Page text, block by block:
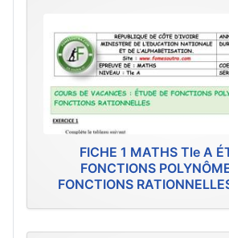
FICHE 1 MATHS Tle A
FONCTIONS
FONCTIONS